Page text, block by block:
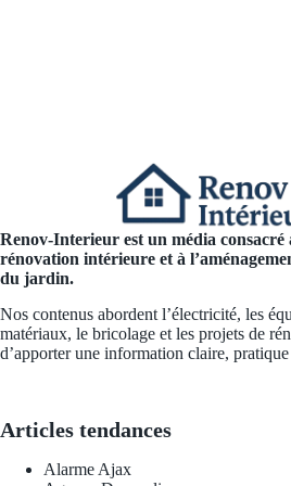
Renov-Interieur est un média
rénovation intérieure et à
du jardin.
Nos contenus abordent l’électricité, les
matériaux, le bricolage et les projets de
d’apporter une information claire, pratique
Articles tendances
Alarme Ajax